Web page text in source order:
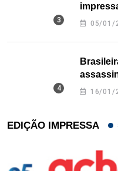
Texas
05/01/
16/01/
EDIÇÃO IMPRESSA